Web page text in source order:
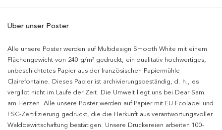
Über unser Poster
Alle unsere Poster werden auf Multidesign Smooth White mit einem
Flächengewicht von 240 g/m² gedruckt, ein qualitativ hochwertiges,
unbeschichtetes Papier aus der französischen Papiermühle
Clairefontaine. Dieses Papier ist archivierungsbeständig, d. h., es
vergilbt nicht im Laufe der Zeit. Die Umwelt liegt uns bei Dear Sam
am Herzen. Alle unsere Poster werden auf Papier mit EU Ecolabel und
FSC-Zertifizierung gedruckt, die die Herkunft aus verantwortungsvoller
Waldbewirtschaftung bestätigen. Unsere Druckereien arbeiten 100-